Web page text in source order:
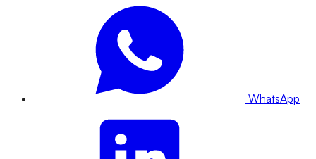
WhatsApp